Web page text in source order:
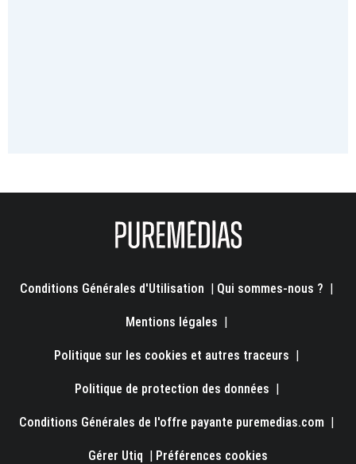
Conditions Générales d'Utilisation Qui sommes-nous ?
Mentions légales
Politique sur les cookies et autres traceurs
Politique de protection des données
Conditions Générales de l'offre payante puremedias.com
Gérer Utiq Préférences cookies